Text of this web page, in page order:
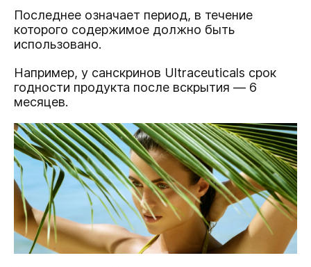
Последнее означает период, в течение
которого содержимое должно быть
использовано.
Например, у санскринов Ultraceuticals срок
годности продукта после вскрытия — 6
месяцев.